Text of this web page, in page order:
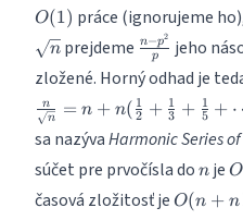
O(1) práce (ignorujeme
n prejdeme \frac{n-
p^2}
{p}
p
n−p
2
jeho
zložené. Horný odhad je
n
n = n + n( 2
1 + 3
1 + 5
1 +
sa nazývaHarmonic Series
súčet pre prvočísla do n
n je O
časová zložitosť je O(n
O(n + n